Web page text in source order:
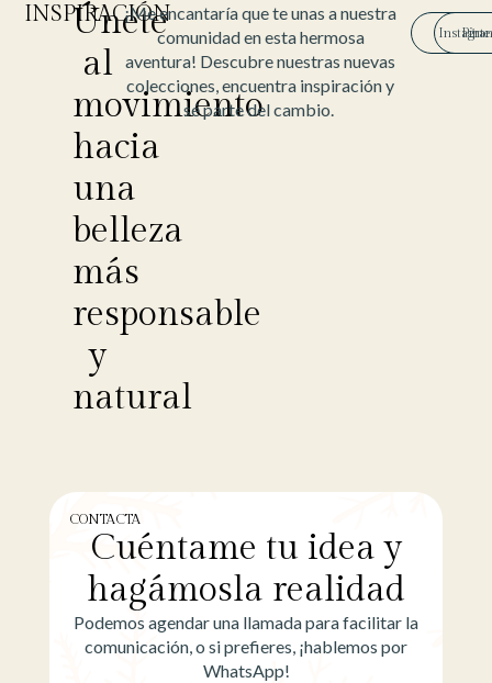
INSPIRACIÓN
Únete
al
movimiento
hacia
una
belleza
más
responsable
y
natural
¡Me encantaría que te unas a nuestra
comunidad en esta hermosa
aventura! Descubre nuestras nuevas
colecciones, encuentra inspiración y
sé parte del cambio.
CONTACTA
Cuéntame tu idea y
hagámosla realidad
Podemos agendar una llamada para facilitar la
comunicación, o si prefieres, ¡hablemos por
WhatsApp!